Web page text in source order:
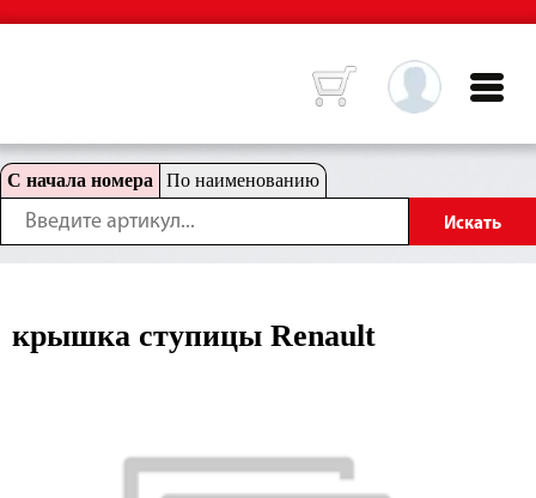
С начала номера По наименованию
крышка ступицы Renault